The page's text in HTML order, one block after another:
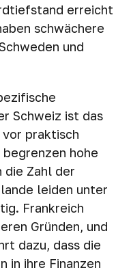
erreicht
schwächere
und
Schweiz ist das
vor praktisch
hohe
die Zahl der
leiden unter
Frankreich
Gründen, und
dazu, dass die
in ihre Finanzen